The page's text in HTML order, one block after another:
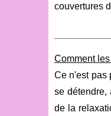
couvertures
Comment
Ce n'est pas
se détendre,
de la